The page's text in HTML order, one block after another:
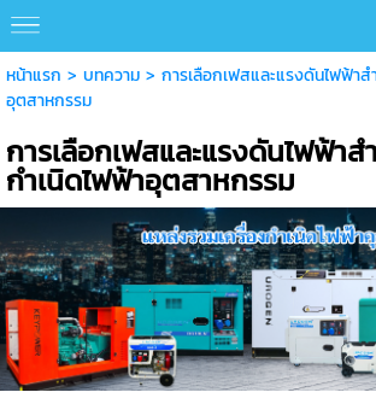
หน้าแรก > บทความ> การเลือกเฟสและแรงดันไฟฟ้า
อุตสาหกรรม
การเลือกเฟสและแรงดันไฟฟ้าส
กำเนิดไฟฟ้าอุตสาหกรรม